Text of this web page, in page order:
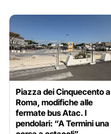
Piazza dei Cinquecento a
Roma, modifiche alle
fermate bus Atac. I
pendolari: “A Termini una